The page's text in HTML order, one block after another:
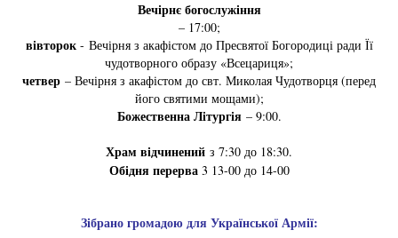
Вечірнє богослужіння
– 17:00;
вівторок- Вечірня з акафістом до Пресвятої Богородиці ради Її
чудотворного образу «Всецариця»;
четвер – Вечірня з акафістом до свт. Миколая Чудотворця (перед
його святими мощами);
Божественна Літургія– 9:00.
Храм відчинений з 7:30 до 18:30.
Обідня перерва3 13-00 до 14-00
Зібрано громадою для Української Армії: